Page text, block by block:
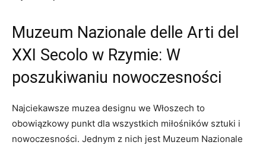
Muzeum⁤ Nazionale⁤ delle Arti​ del
XXI Secolo‍ w Rzymie: W
poszukiwaniu nowoczesności
Najciekawsze muzea designu we Włoszech to
obowiązkowy punkt dla wszystkich miłośników sztuki i
nowoczesności. Jednym⁢ z nich jest‌ Muzeum Nazionale